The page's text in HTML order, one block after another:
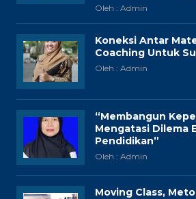
Oleh : Admin
Koneksi Antar
Coaching Untuk
Oleh : Admin
“Membangun
Mengatasi Dilema
Pendidikan”
Oleh : Admin
Moving Class,